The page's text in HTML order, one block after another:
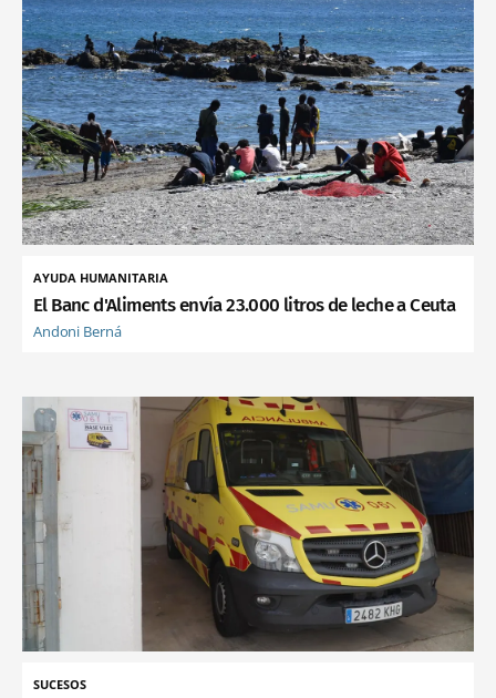
AYUDA HUMANITARIA
El Banc d'Aliments envía 23.000 litros de leche a Ceuta
Andoni Berná
SUCESOS